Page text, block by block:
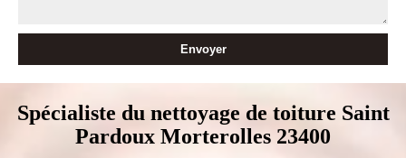
Spécialiste du nettoyage de toiture Saint
Pardoux Morterolles 23400